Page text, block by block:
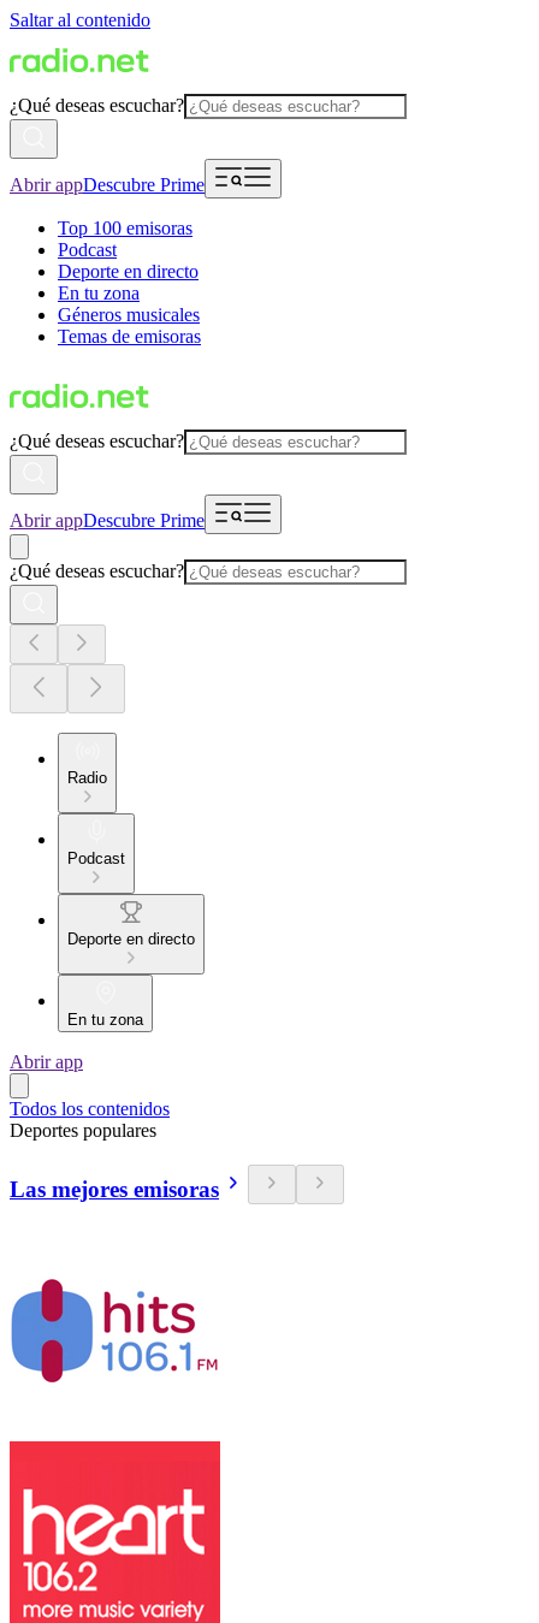
Saltar al contenido
¿Qué deseas escuchar?
Abrir appDescubre Prime
Top 100 emisoras
Podcast
Deporte en directo
En tu zona
Géneros musicales
Temas de emisoras
¿Qué deseas escuchar?
Abrir appDescubre Prime
¿Qué deseas escuchar?
Radio
Podcast
Deporte en directo
En tu zona
Abrir app
Todos los contenidos
Deportes populares
Las mejores emisoras